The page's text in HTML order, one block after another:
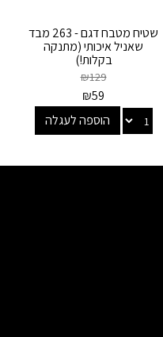
שטיח מטבח דגם - 263 מבד
שאניל איכותי (מתנקה
בקלות!)
₪129
₪59
הוספה לעגלה